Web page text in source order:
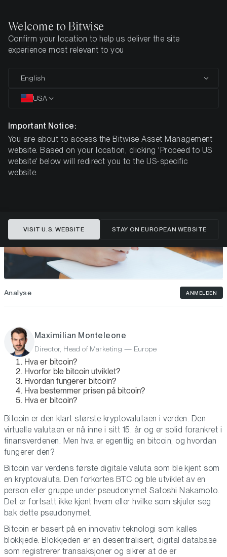
Startseite Know-How Research
Dieser Artikel ist nur auf Englisch verfügbar
fungerer det?
Analyse ANMELDEN
Maximilian Monteleone
Director, Head of Marketing — Europe
Hva er bitcoin?
Hvorfor ble bitcoin utviklet?
Hvordan fungerer bitcoin?
Hva bestemmer prisen på bitcoin?
Hva er bitcoin?
Bitcoin er den klart største kryptovalutaen i verden. Den
virtuelle valutaen er nå inne i sitt 15. år og er solid forankret i
finansverdenen. Men hva er egentlig en bitcoin, og hvordan
fungerer den?
Bitcoin var verdens første digitale valuta som ble kjent som
en kryptovaluta. Den forkortes BTC og ble utviklet av en
person eller gruppe under pseudonymet Satoshi Nakamoto.
Det er fortsatt ikke kjent hvem eller hvilke som skjuler seg
bak dette pseudonymet.
Bitcoin er basert på en innovativ teknologi som kalles
blokkjede. Blokkjeden er en desentralisert, digital database
som registrerer transaksjoner og sikrer at de er
Welcome to Bitwise
Confirm your location to help us deliver the site
experience most relevant to you
English
USA
Important Notice:
You are about to access the Bitwise Asset Management
website. Based on your location, clicking 'Proceed to US
website' below will redirect you to the US-specific
website.
VISIT U.S. WEBSITE STAY ON EUROPEAN WEBSITE